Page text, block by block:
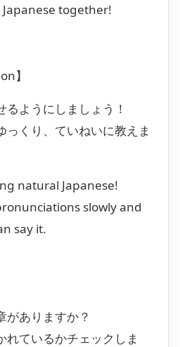
Japanese together!
】
ようにしましょう！
っくり、ていねいに教えま
natural Japanese!
slowly and
say it.
がありますか？
れているかチェックしま